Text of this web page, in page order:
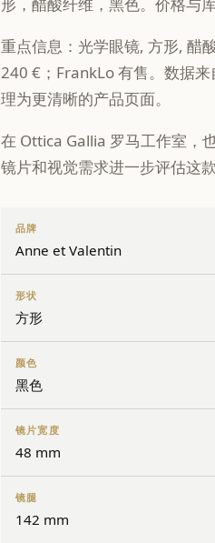
形，醋酸纤维，黑色。价格与
重点信息：光学眼镜, 方形, 醋
240 €；FrankLo 有售。数据
理为更清晰的产品页面。
在 Ottica Gallia 罗马工作室，
镜片和视觉需求进一步评估这款
品牌
Anne et Valentin
形状
方形
颜色
黑色
镜片宽度
48 mm
镜腿
142 mm